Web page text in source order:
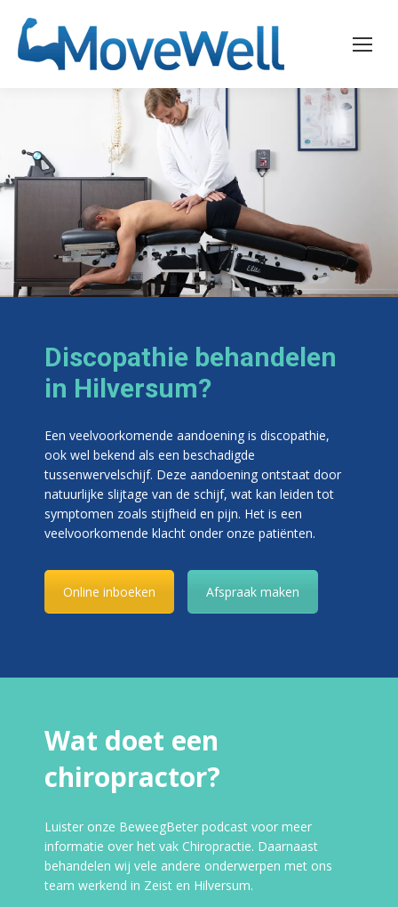
Discopathie behandelen
in Hilversum?
Een veelvoorkomende aandoening is discopathie,
ook wel bekend als een beschadigde
tussenwervelschijf. Deze aandoening ontstaat door
natuurlijke slijtage van de schijf, wat kan leiden tot
symptomen zoals stijfheid en pijn. Het is een
veelvoorkomende klacht onder onze patiënten.
Online inboeken Afspraak maken
Wat doet een
chiropractor?
Luister onze BeweegBeter podcast voor meer
informatie over het vak Chiropractie. Daarnaast
behandelen wij vele andere onderwerpen met ons
team werkend in Zeist en Hilversum.